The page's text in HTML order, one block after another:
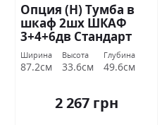
Опция (Н) Тумба в
шкаф 2шх ШКАФ
3+4+6дв Стандарт
Ширина
87.2см
Высота
33.6см
Глубина
49.6см
2 267 грн